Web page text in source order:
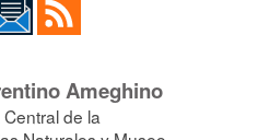
Ameghino
de la